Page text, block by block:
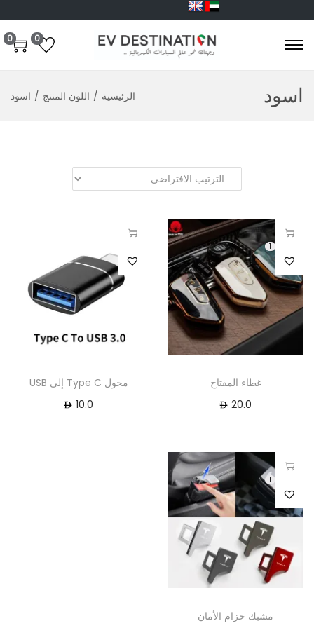
0
0
اسود الرئيسية / اللون المنتج / اسود
11
غطاء المفتاح
20.0
محول Type C إلى USB
10.0
1
مشبك حزام الأمان